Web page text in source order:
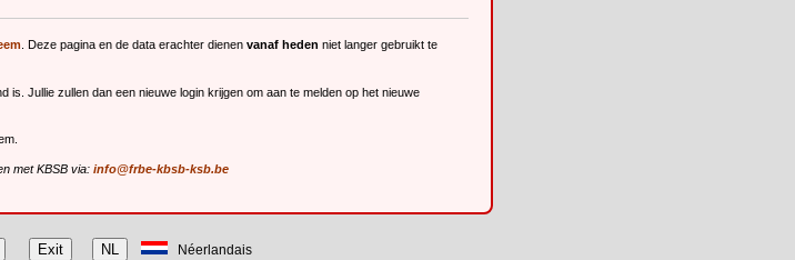
. Deze pagina en de data erachter dienen vanaf heden niet langer gebruikt te
Jullie zullen dan een nieuwe login krijgen om aan te melden op het nieuwe
met KBSB via: info@frbe-kbsb-ksb.be
Néerlandais